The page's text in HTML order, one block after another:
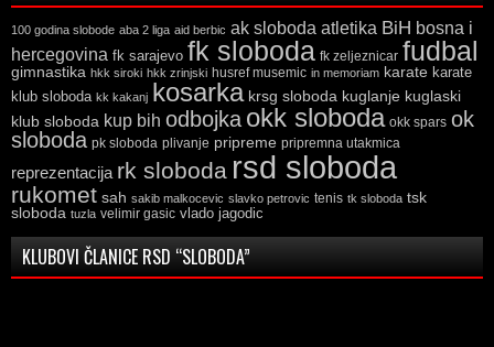
100 godina slobode aba 2 liga aid berbic ak sloboda atletika BiH bosna i
hercegovina fk sarajevo fk sloboda fk zeljeznicar fudbal
gimnastika hkk siroki hkk zrinjski husref musemic in memoriam karate karate
klub sloboda kk kakanj kosarka krsg sloboda kuglanje kuglaski
klub sloboda kup bih odbojka okk sloboda okk spars ok
sloboda pk sloboda plivanje pripreme pripremna utakmica
reprezentacija rk sloboda rsd sloboda
rukomet sah sakib malkocevic slavko petrovic tenis tk sloboda tsk
sloboda tuzla velimir gasic vlado jagodic
KLUBOVI ČLANICE RSD “SLOBODA”